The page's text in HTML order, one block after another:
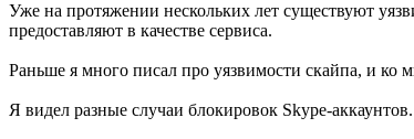
Уже на протяжении нескольких лет существуют
предоставляют в качестве сервиса.
Раньше я много писал про уязвимости скайпа, и ко
Я видел разные случаи блокировок Skype-